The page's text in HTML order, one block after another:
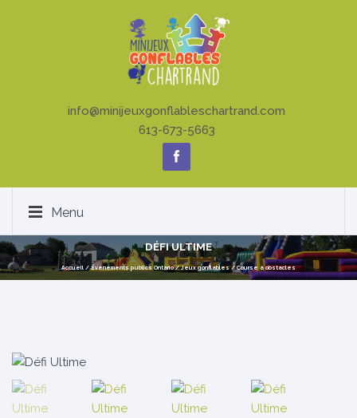
info@minijeuxgonflableschartrand.com
613-673-5663
Menu
DÉFI ULTIME
Accueil /Événements publics Ontario/Jeux gonflables/Course à obstacles